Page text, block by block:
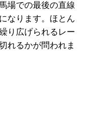
場での最後の直線
なります。ほとん
り広げられるレー
れるかが問われま